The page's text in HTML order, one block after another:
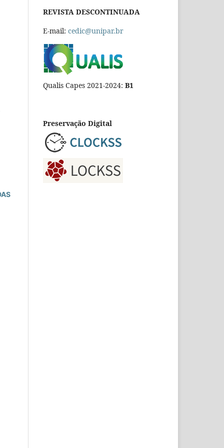
REVISTA DESCONTINUADA
E-mail: cedic@unipar.br
Qualis Capes 2021-2024: B1
Preservação Digital